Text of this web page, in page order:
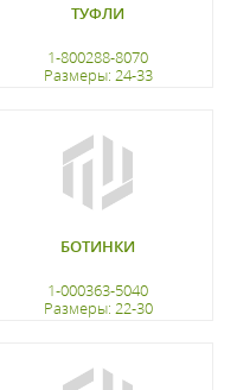
ТУФЛИ
1-800288-8070
Размеры: 24-33
БОТИНКИ
1-000363-5040
Размеры: 22-30